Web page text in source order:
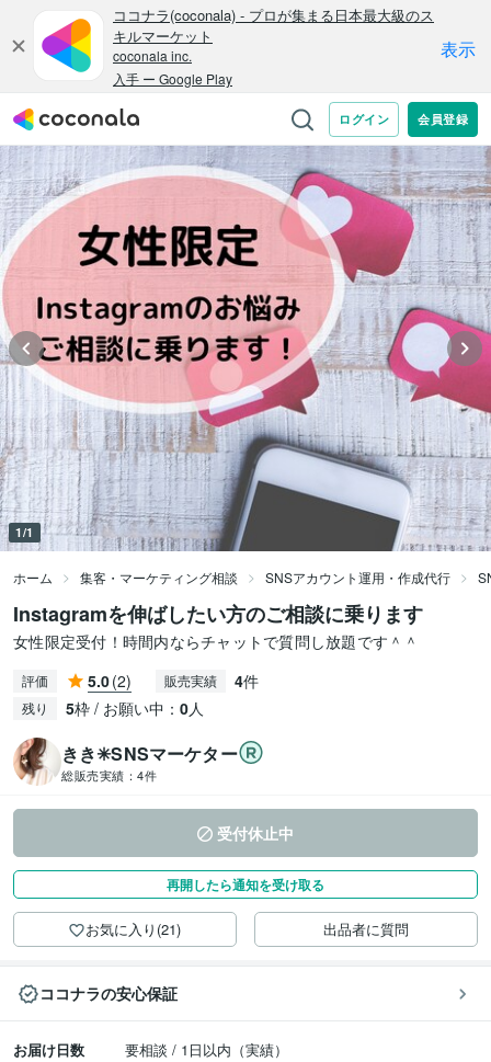
1/1
ホーム 集客・マーケティング相談 SNSアカウント運用・作成代行
Instagramを伸ばしたい方のご相談に乗ります
女性限定受付！時間内ならチャットで質問し放題です＾＾
評価 5.0(2) 販売実績 4件
残り 5枠 / お願い中： 0人
きき✳︎SNSマーケター
総販売実績： 4件
受付休止中
再開したら通知を受け取る
お気に入り(21) 出品者に質問
ココナラの安心保証
お届け日数
要相談 / 1日以内（実績）